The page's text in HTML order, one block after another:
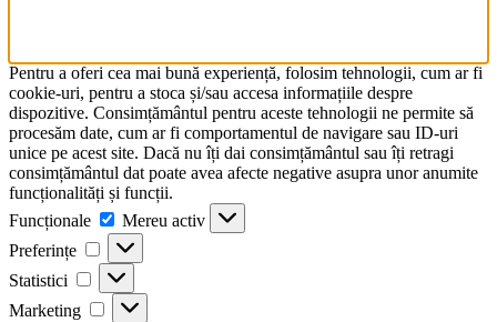
Pentru a oferi cea mai bună experiență, folosim tehnologii, cum ar fi
cookie-uri, pentru a stoca și/sau accesa informațiile despre
dispozitive. Consimțământul pentru aceste tehnologii ne permite să
procesăm date, cum ar fi comportamentul de navigare sau ID-uri
unice pe acest site. Dacă nu îți dai consimțământul sau îți retragi
consimțământul dat poate avea afecte negative asupra unor anumite
funcționalități și funcții.
Funcționale
Funcționale
Mereu activ
Preferințe
Preferințe
Statistici Statistici
Marketing Marketing